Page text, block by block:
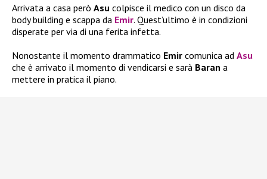
Arrivata a casa però Asu colpisce il medico con un disco da
body building e scappa da Emir. Quest’ultimo è in condizioni
disperate per via di una ferita infetta.
Nonostante il momento drammatico Emir comunica ad Asu
che è arrivato il momento di vendicarsi e sarà Baran a
mettere in pratica il piano.